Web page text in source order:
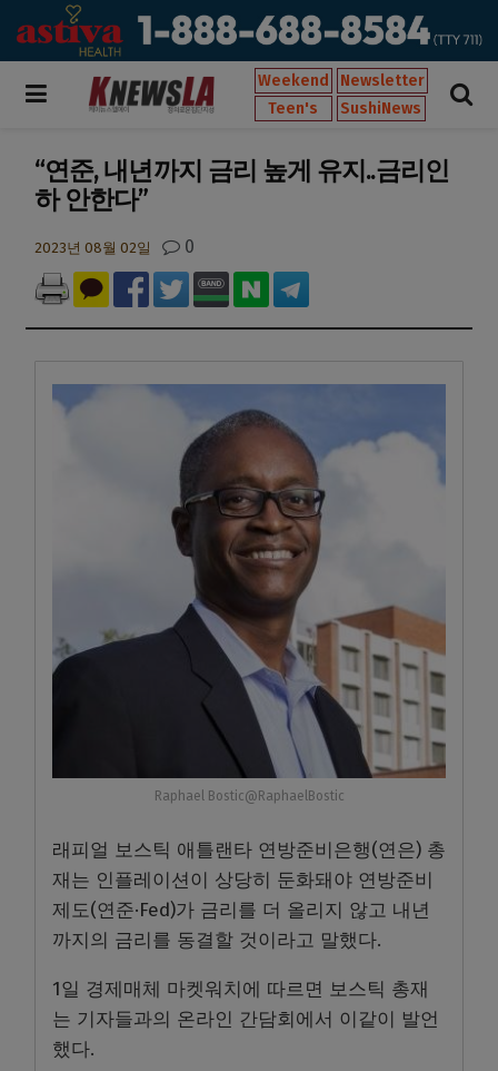
Weekend
Newsletter
Teen's
SushiNews
“연준, 내년까지 금리 높게 유지..금리인
하 안한다”
2023년 08월 02일 0
Raphael Bostic@RaphaelBostic
래피얼 보스틱 애틀랜타 연방준비은행(연은) 총
재는 인플레이션이 상당히 둔화돼야 연방준비
제도(연준·Fed)가 금리를 더 올리지 않고 내년
까지의 금리를 동결할 것이라고 말했다.
1일 경제매체 마켓워치에 따르면 보스틱 총재
는 기자들과의 온라인 간담회에서 이같이 발언
했다.